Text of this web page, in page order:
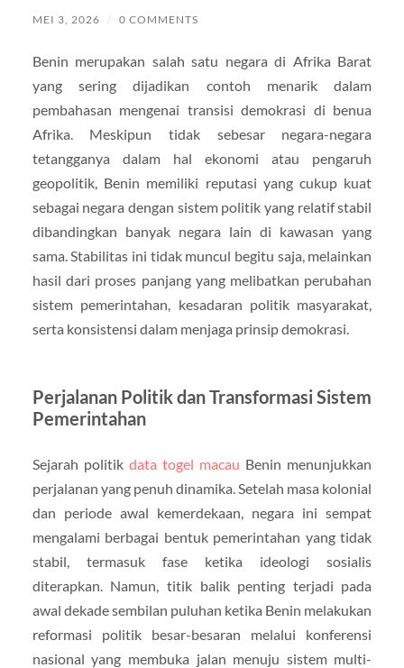
MEI 3, 2026 / 0 COMMENTS
Benin merupakan salah satu negara di Afrika Barat
yang sering dijadikan contoh menarik dalam
pembahasan mengenai transisi demokrasi di benua
Afrika. Meskipun tidak sebesar negara-negara
tetangganya dalam hal ekonomi atau pengaruh
geopolitik, Benin memiliki reputasi yang cukup kuat
sebagai negara dengan sistem politik yang relatif stabil
dibandingkan banyak negara lain di kawasan yang
sama. Stabilitas ini tidak muncul begitu saja, melainkan
hasil dari proses panjang yang melibatkan perubahan
sistem pemerintahan, kesadaran politik masyarakat,
serta konsistensi dalam menjaga prinsip demokrasi.
Perjalanan Politik dan Transformasi Sistem
Pemerintahan
Sejarah politik data togel macau Benin menunjukkan
perjalanan yang penuh dinamika. Setelah masa kolonial
dan periode awal kemerdekaan, negara ini sempat
mengalami berbagai bentuk pemerintahan yang tidak
stabil, termasuk fase ketika ideologi sosialis
diterapkan. Namun, titik balik penting terjadi pada
awal dekade sembilan puluhan ketika Benin melakukan
reformasi politik besar-besaran melalui konferensi
nasional yang membuka jalan menuju sistem multi-